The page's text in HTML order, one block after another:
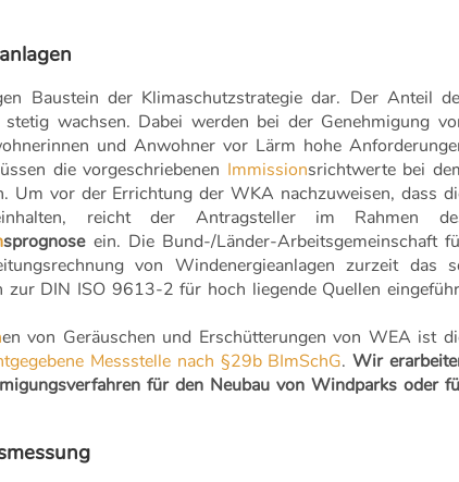
Baustein der Klimaschutzstrategie dar. Der Anteil
wachsen. Dabei werden bei der Genehmigung
und Anwohner vor Lärm hohe
die vorgeschriebenen Immissionsrichtwerte bei
Um vor der Errichtung der WKA nachzuweisen, dass
reicht der Antragsteller im Rahmen
sprognoseein. Die Bund-/Länder-Arbeitsgemeinschaft
von Windenergieanlagen zurzeit das
zur DIN ISO 9613-2 für hoch liegende Quellen
en von Geräuschen und Erschütterungen von WEA ist
Messstelle nach §29b BImSchG.Wir
für den Neubau von Windparks oder